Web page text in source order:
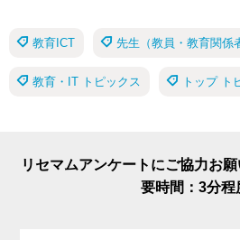
教育ICT 先生（教員・教育関係
教育・IT トピックス トップ ト
リセマムアンケートにご協力お
要時間：3分程